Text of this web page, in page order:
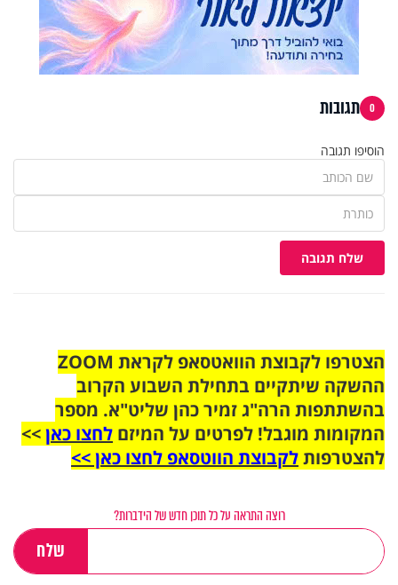
0 תגובות
הוסיפו תגובה
שלח תגובה
הצטרפו לקבוצת הוואטסאפ לקראת ZOOM
ההשקה שיתקיים בתחילת השבוע הקרוב
בהשתתפות הרה"ג זמיר כהן שליט"א. מספר
המקומות מוגבל! לפרטים על המיזם לחצו כאן>>
להצטרפותלקבוצת הווטסאפ לחצו כאן >>
רוצה התראה על כל תוכן חדש של הידברות?